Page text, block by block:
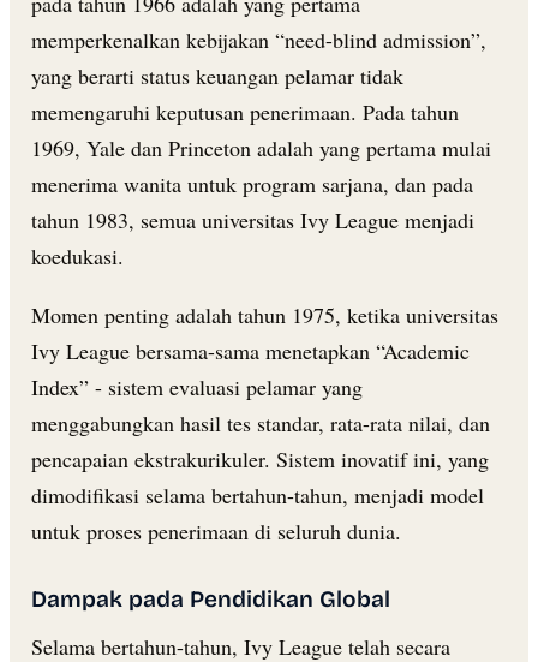
memperkenalkan kebijakan “need-blind admission”,
yang berarti status keuangan pelamar tidak
memengaruhi keputusan penerimaan. Pada tahun
1969, Yale dan Princeton adalah yang pertama mulai
menerima wanita untuk program sarjana, dan pada
tahun 1983, semua universitas Ivy League menjadi
koedukasi.
Momen penting adalah tahun 1975, ketika universitas
Ivy League bersama-sama menetapkan “Academic
Index” - sistem evaluasi pelamar yang
menggabungkan hasil tes standar, rata-rata nilai, dan
pencapaian ekstrakurikuler. Sistem inovatif ini, yang
dimodifikasi selama bertahun-tahun, menjadi model
untuk proses penerimaan di seluruh dunia.
Dampak pada Pendidikan Global
Selama bertahun-tahun, Ivy League telah secara